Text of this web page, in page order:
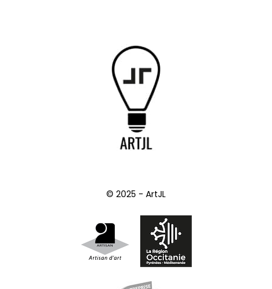
© 2025 - ArtJL